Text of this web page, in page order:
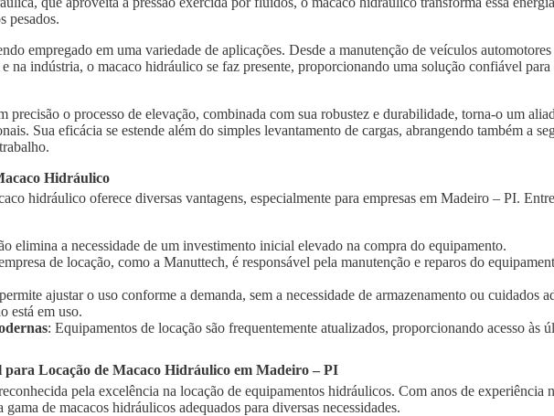
pesados.
empregado em uma variedade de aplicações. Desde a manutenção de veículos
na indústria, o macaco hidráulico se faz presente, proporcionando uma solução confiável para
precisão o processo de elevação, combinada com sua robustez e durabilidade, torna-o um
Sua eficácia se estende além do simples levantamento de cargas, abrangendo também a
Hidráulico
hidráulico oferece diversas vantagens, especialmente para empresas em Madeiro – PI.
elimina a necessidade de um investimento inicial elevado na compra do equipamento.
de locação, como a Manuttech, é responsável pela manutenção e reparos do
ajustar o uso conforme a demanda, sem a necessidade de armazenamento ou cuidados
está em uso.
: Equipamentos de locação são frequentemente atualizados, proporcionando acesso às
Locação de Macaco Hidráulico em Madeiro – PI
pela excelência na locação de equipamentos hidráulicos. Com anos de experiência
de macacos hidráulicos adequados para diversas necessidades.